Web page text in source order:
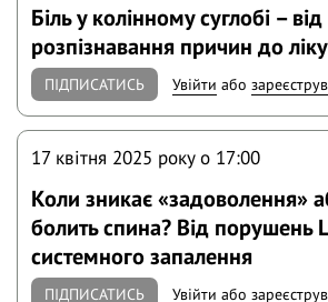
Біль у колінному суглобі – від
розпізнавання причин до
ПІДПИСАТИСЬ Увійти або
17 квітня 2025 року o 17:00
Коли зникає «задоволення»
болить спина? Від порушень
системного запалення
ПІДПИСАТИСЬ Увійти або